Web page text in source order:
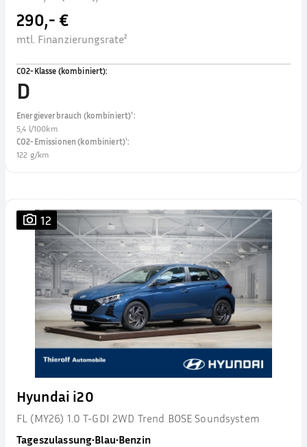
290,- €
mtl. Finanzierungsrate²
CO2-Klasse (kombiniert):
D
Energieverbrauch (kombiniert)¹:
5,4 l/100km
CO2-Emissionen (kombiniert)¹:
122 g/km
12
Hyundai i20
FL (MY26) 1.0 T-GDI 2WD Trend BOSE Soundsystem
Tageszulassung•Blau•Benzin